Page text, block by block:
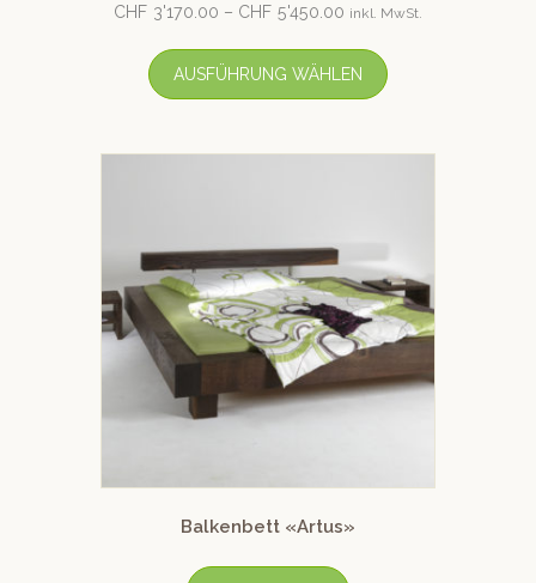
CHF 3'170.00 – CHF 5'450.00 inkl. MwSt.
AUSFÜHRUNG WÄHLEN
Balkenbett «Artus»